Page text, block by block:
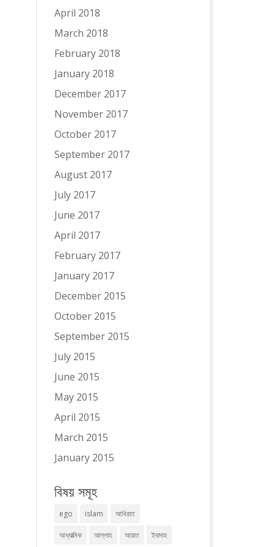
April 2018
March 2018
February 2018
January 2018
December 2017
November 2017
October 2017
September 2017
August 2017
July 2017
June 2017
April 2017
February 2017
January 2017
December 2015
October 2015
September 2015
July 2015
June 2015
May 2015
April 2015
March 2015
January 2015
বিষয় সমূহ
ego islam আখিরাত
আধ্যাত্মিক আল্লাহ আয়াত ইবাদাহ